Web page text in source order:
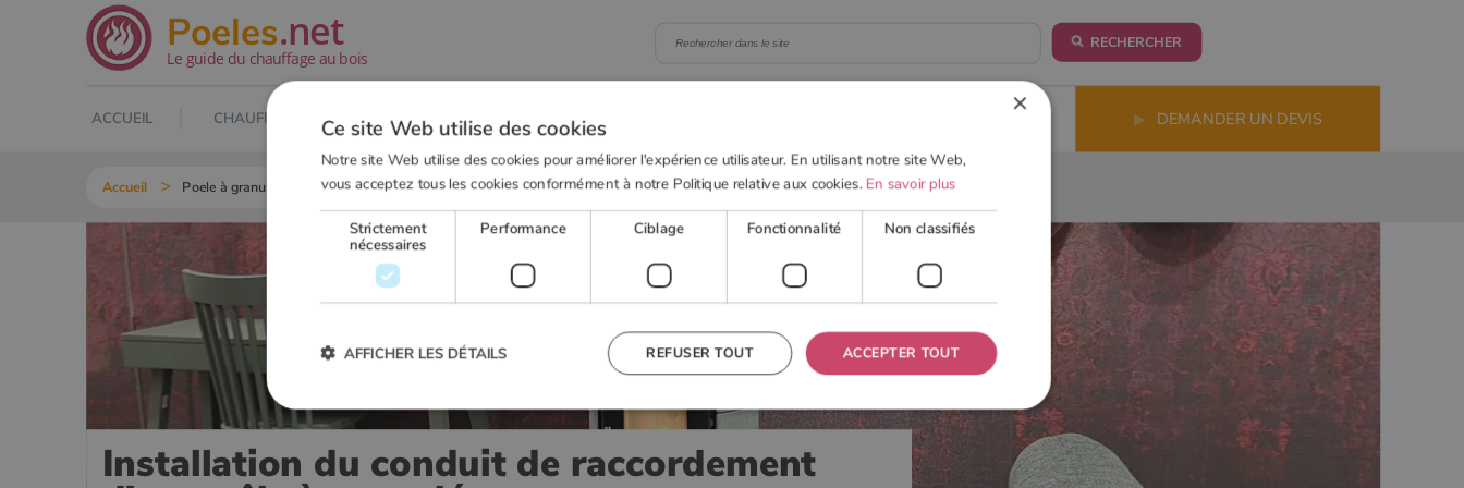
Poeles.net
Le guide du chauffage au bois
RECHERCHER
ACCUEIL CHAUFFAGE AU BOIS POELE À BOIS ▶ DEMANDER UN DEVIS
Accueil Poele à granulés Installation d’un poêle à granulés Installation du conduit de raccordement d'un poêle à granulés
Installation du conduit de raccordement
×
Ce site Web utilise des cookies
Notre site Web utilise des cookies pour améliorer l'expérience utilisateur. En utilisant notre site Web,
vous acceptez tous les cookies conformément à notre Politique relative aux cookies.En savoir plus
Strictement
nécessaires
Performance Ciblage Fonctionnalité Non classifiés
ACCEPTER TOUT
REFUSER TOUT
AFFICHER LES DÉTAILS
Strictement nécessaires Ciblage